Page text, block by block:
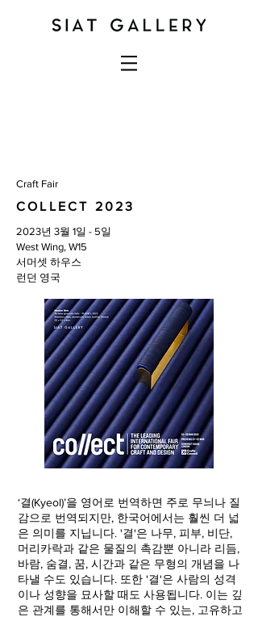
Craft Fair
COLLECT 2023
2023년 3월 1일 - 5일
West Wing, W15
서머셋 하우스
런던 영국
‘결(Kyeol)’을 영어로 번역하면 주로 무늬나 질
감으로 번역되지만, 한국어에서는 훨씬 더 넓
은 의미를 지닙니다. '결'은 나무, 피부, 비단,
머리카락과 같은 물질의 촉감뿐 아니라 리듬,
바람, 숨결, 꿈, 시간과 같은 무형의 개념을 나
타낼 수도 있습니다. 또한 '결'은 사람의 성격
이나 성향을 묘사할 때도 사용됩니다. 이는 깊
은 관계를 통해서만 이해할 수 있는, 고유하고